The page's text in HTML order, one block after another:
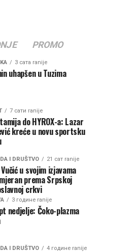
PROMO
3 сата ranije
uhapšen u Tuzima
7 сати ranije
do HYROX-a: Lazar
kreće u novu sportsku
I DRUŠTVO 21 сат ranije
u svojim izjavama
prema Srpskoj
crkvi
3 године ranije
nedjelje: Čoko-plazma
I DRUŠTVO 4 године ranije